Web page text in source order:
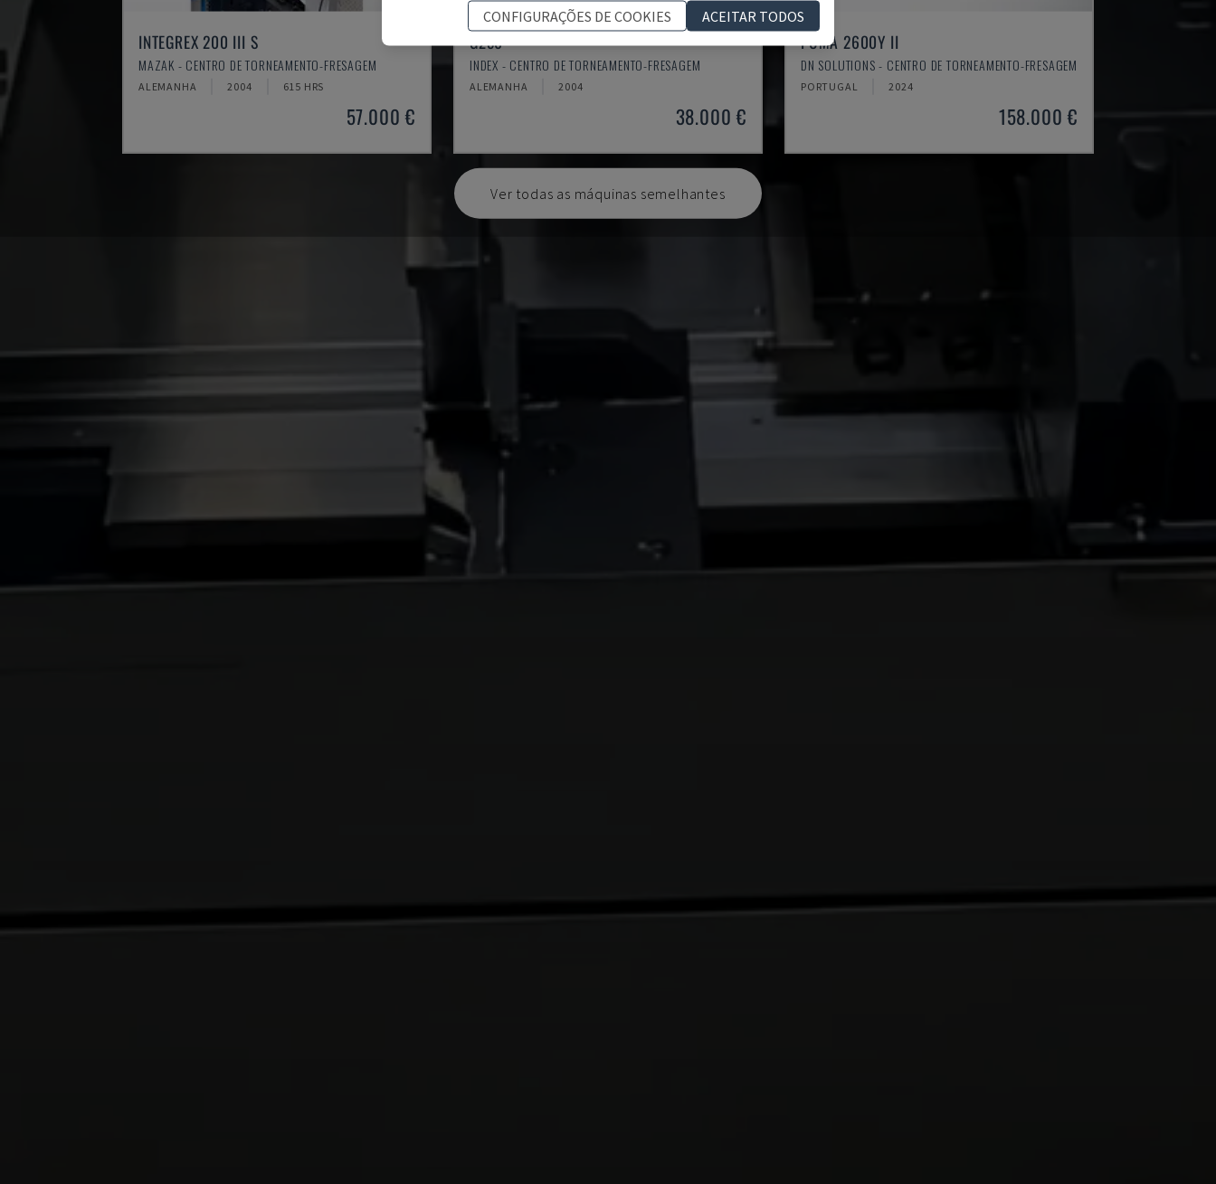
INTEGREX 200 III S
MAZAK - CENTRO DE TORNEAMENTO-FRESAGEM
ALEMANHA 2004 615 HRS
57.000 €
G250
INDEX - CENTRO DE TORNEAMENTO-FRESAGEM
ALEMANHA 2004
38.000 €
PUMA 2600Y II
DN SOLUTIONS - CENTRO DE TORNEAMENTO-FRESAGEM
PORTUGAL 2024
158.000 €
Ver todas as máquinas semelhantes
CONFIGURAÇÕES DE COOKIES
ACEITAR TODOS